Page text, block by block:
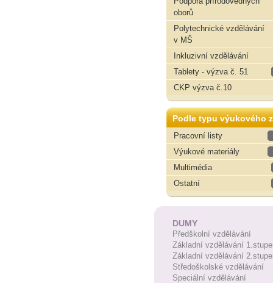
oborů
Polytechnické vzdělávání
v MŠ
Inkluzivní vzdělávání
Tablety - výzva č. 51
CKP výzva č.10
Podle typu výukového
Pracovní listy
Výukové materiály
Multimédia
Ostatní
DUMY
Předškolní vzdělávání
Základní vzdělávání
Základní vzdělávání
Středoškolské vzdělávání
Speciální vzdělávání